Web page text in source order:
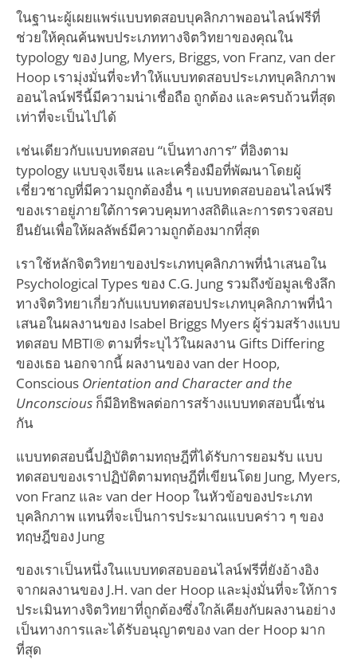
ในฐานะผู้เผยแพร่แบบทดสอบบุคลิกภาพออนไลน์ฟรีที่
ช่วยให้คุณค้นพบประเภททางจิตวิทยาของคุณใน
typology ของ Jung, Myers, Briggs, von Franz, van der
Hoop เรามุ่งมั่นที่จะทำให้แบบทดสอบประเภทบุคลิกภาพ
ออนไลน์ฟรีนี้มีความน่าเชื่อถือ ถูกต้อง และครบถ้วนที่สุด
เท่าที่จะเป็นไปได้
เช่นเดียวกับแบบทดสอบ “เป็นทางการ” ที่อิงตาม
typology แบบจุงเจียน และเครื่องมือที่พัฒนาโดยผู้
เชี่ยวชาญที่มีความถูกต้องอื่น ๆ แบบทดสอบออนไลน์ฟรี
ของเราอยู่ภายใต้การควบคุมทางสถิติและการตรวจสอบ
ยืนยันเพื่อให้ผลลัพธ์มีความถูกต้องมากที่สุด
เราใช้หลักจิตวิทยาของประเภทบุคลิกภาพที่นำเสนอใน
Psychological Types ของ C.G. Jung รวมถึงข้อมูลเชิงลึก
ทางจิตวิทยาเกี่ยวกับแบบทดสอบประเภทบุคลิกภาพที่นำ
เสนอในผลงานของ Isabel Briggs Myers ผู้ร่วมสร้างแบบ
ทดสอบ MBTI® ตามที่ระบุไว้ในผลงาน Gifts Differing
ของเธอ นอกจากนี้ ผลงานของ van der Hoop,
Conscious Orientation and Character and the
Unconsciousก็มีอิทธิพลต่อการสร้างแบบทดสอบนี้เช่น
กัน
แบบทดสอบนี้ปฏิบัติตามทฤษฎีที่ได้รับการยอมรับ แบบ
ทดสอบของเราปฏิบัติตามทฤษฎีที่เขียนโดย Jung, Myers,
von Franz และ van der Hoop ในหัวข้อของประเภท
บุคลิกภาพ แทนที่จะเป็นการประมาณแบบคร่าว ๆ ของ
ทฤษฎีของ Jung
ของเราเป็นหนึ่งในแบบทดสอบออนไลน์ฟรีที่ยังอ้างอิง
จากผลงานของ J.H. van der Hoop และมุ่งมั่นที่จะให้การ
ประเมินทางจิตวิทยาที่ถูกต้องซึ่งใกล้เคียงกับผลงานอย่าง
เป็นทางการและได้รับอนุญาตของ van der Hoop มาก
ที่สุด